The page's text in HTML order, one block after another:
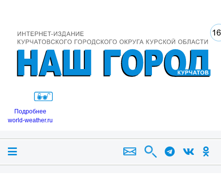
Подробнее
world-weather.ru